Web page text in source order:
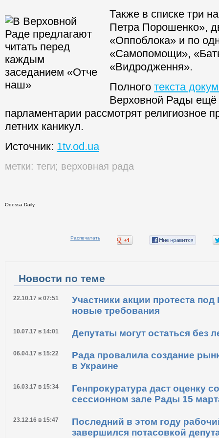
Также в списке три
Петра Порошенко»,
«Оппоблока» и по
«Самопомощи»,
«Видродження».
Полного текста
Верховной Рады ещё
парламентарии рассмотрят религиозное
летних каникул.
Источник: 1tv.od.ua
метки: теги; верховная рада
Odessa Daily
Распечатать
Новости по теме
22.10.17 в 07:51
Участники акции протеста
новые требования
10.07.17 в 14:01 Депутаты могут остаться без
06.04.17 в 15:22
Рада провалила создание
в Украине
16.03.17 в 15:34
Генпрокуратура даст оценку
сессионном зале Рады 15
23.12.16 в 15:47
Последний в этом году
завершился потасовкой